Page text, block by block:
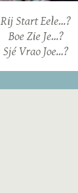
Rij Start Eele...?
Boe Zie Je...?
Sjé Vrao Joe...?